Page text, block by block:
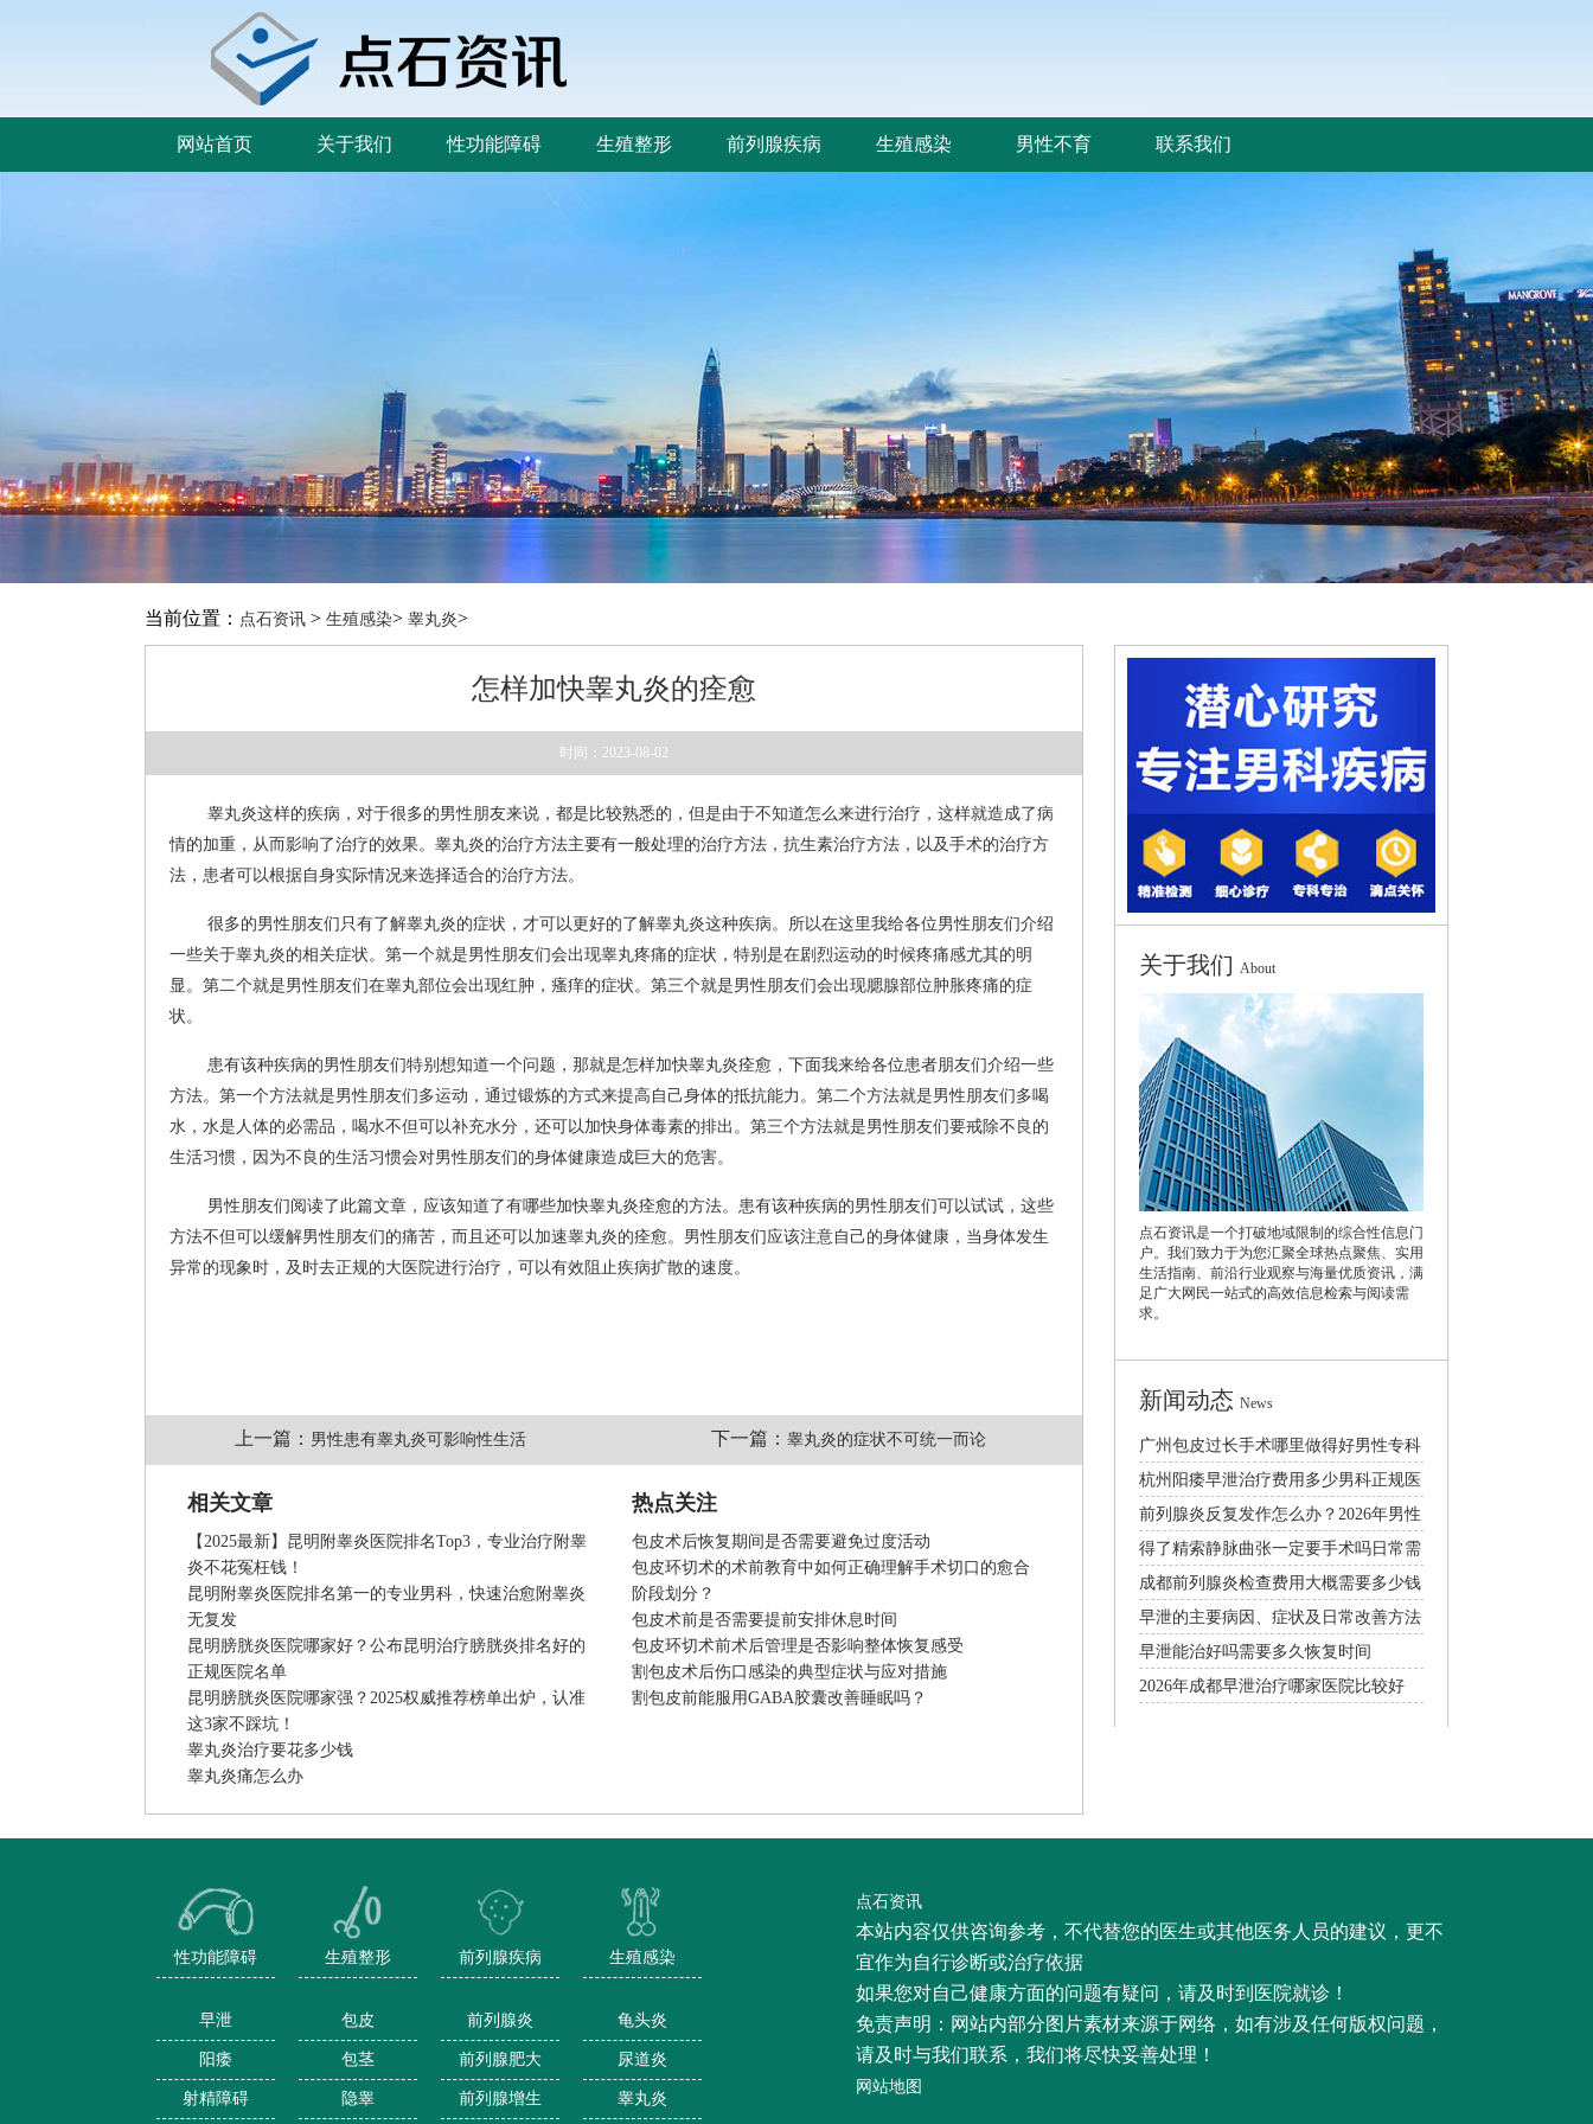
网站首页 关于我们 性功能障碍 生殖整形 前列腺疾病 生殖感染 男性不育 联系我们
当前位置： 点石资讯 > 生殖感染> 睾丸炎>
怎样加快睾丸炎的痊愈
时间：2023-08-02
睾丸炎这样的疾病，对于很多的男性朋友来说，都是比较熟悉的，但是由于不知道怎么来进行治疗，这样就造成了病
情的加重，从而影响了治疗的效果。睾丸炎的治疗方法主要有一般处理的治疗方法，抗生素治疗方法，以及手术的治疗方
法，患者可以根据自身实际情况来选择适合的治疗方法。
很多的男性朋友们只有了解睾丸炎的症状，才可以更好的了解睾丸炎这种疾病。所以在这里我给各位男性朋友们介绍
一些关于睾丸炎的相关症状。第一个就是男性朋友们会出现睾丸疼痛的症状，特别是在剧烈运动的时候疼痛感尤其的明
显。第二个就是男性朋友们在睾丸部位会出现红肿，瘙痒的症状。第三个就是男性朋友们会出现腮腺部位肿胀疼痛的症
状。
患有该种疾病的男性朋友们特别想知道一个问题，那就是怎样加快睾丸炎痊愈，下面我来给各位患者朋友们介绍一些
方法。第一个方法就是男性朋友们多运动，通过锻炼的方式来提高自己身体的抵抗能力。第二个方法就是男性朋友们多喝
水，水是人体的必需品，喝水不但可以补充水分，还可以加快身体毒素的排出。第三个方法就是男性朋友们要戒除不良的
生活习惯，因为不良的生活习惯会对男性朋友们的身体健康造成巨大的危害。
男性朋友们阅读了此篇文章，应该知道了有哪些加快睾丸炎痊愈的方法。患有该种疾病的男性朋友们可以试试，这些
方法不但可以缓解男性朋友们的痛苦，而且还可以加速睾丸炎的痊愈。男性朋友们应该注意自己的身体健康，当身体发生
异常的现象时，及时去正规的大医院进行治疗，可以有效阻止疾病扩散的速度。
上一篇： 男性患有睾丸炎可影响性生活 下一篇： 睾丸炎的症状不可统一而论
相关文章
【2025最新】昆明附睾炎医院排名Top3，专业治疗附睾
炎不花冤枉钱！
昆明附睾炎医院排名第一的专业男科，快速治愈附睾炎
无复发
昆明膀胱炎医院哪家好？公布昆明治疗膀胱炎排名好的
正规医院名单
昆明膀胱炎医院哪家强？2025权威推荐榜单出炉，认准
这3家不踩坑！
睾丸炎治疗要花多少钱
睾丸炎痛怎么办
热点关注
包皮术后恢复期间是否需要避免过度活动
包皮环切术的术前教育中如何正确理解手术切口的愈合
阶段划分？
包皮术前是否需要提前安排休息时间
包皮环切术前术后管理是否影响整体恢复感受
割包皮术后伤口感染的典型症状与应对措施
割包皮前能服用GABA胶囊改善睡眠吗？
关于我们 About
点石资讯是一个打破地域限制的综合性信息门
户。我们致力于为您汇聚全球热点聚焦、实用
生活指南、前沿行业观察与海量优质资讯，满
足广大网民一站式的高效信息检索与阅读需
求。
新闻动态 News
广州包皮过长手术哪里做得好男性专科
医院口碑排行
杭州阳痿早泄治疗费用多少男科正规医
院排名推荐
前列腺炎反复发作怎么办？2026年男性
日常护理与科学治疗方法
得了精索静脉曲张一定要手术吗日常需
要注意什么
成都前列腺炎检查费用大概需要多少钱
早泄的主要病因、症状及日常改善方法
早泄能治好吗需要多久恢复时间
2026年成都早泄治疗哪家医院比较好
性功能障碍
早泄
阳痿
射精障碍
生殖整形
包皮
包茎
隐睾
前列腺疾病
前列腺炎
前列腺肥大
前列腺增生
生殖感染
龟头炎
尿道炎
睾丸炎
点石资讯
本站内容仅供咨询参考，不代替您的医生或其他医务人员的建议，更不
宜作为自行诊断或治疗依据
如果您对自己健康方面的问题有疑问，请及时到医院就诊！
免责声明：网站内部分图片素材来源于网络，如有涉及任何版权问题，
请及时与我们联系，我们将尽快妥善处理！
网站地图